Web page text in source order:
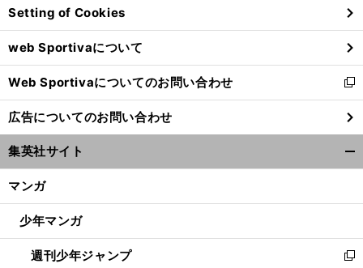
ド
ウ
で
開
く
Setting of Cookies
web Sportivaについて
Web Sportivaについてのお問い合わせ
新
し
い
ウ
ィ
ン
ウ
開
く
広告についてのお問い合わせ
集英社サイト
マンガ
少年マンガ
週刊少年ジャンプ
新